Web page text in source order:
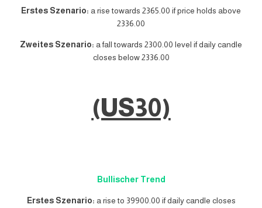
Erstes Szenario: a rise towards 2365.00 if price holds above
2336.00
Zweites Szenario: a fall towards 2300.00 level if daily candle
closes below 2336.00
(US30)
Bullischer Trend
Erstes Szenario: a rise to 39900.00 if daily candle closes